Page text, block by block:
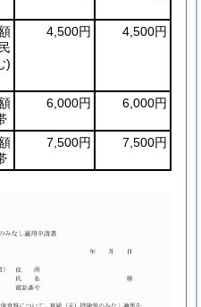
)
4,500円 4,500円
6,000円 6,000円
7,500円 7,500円